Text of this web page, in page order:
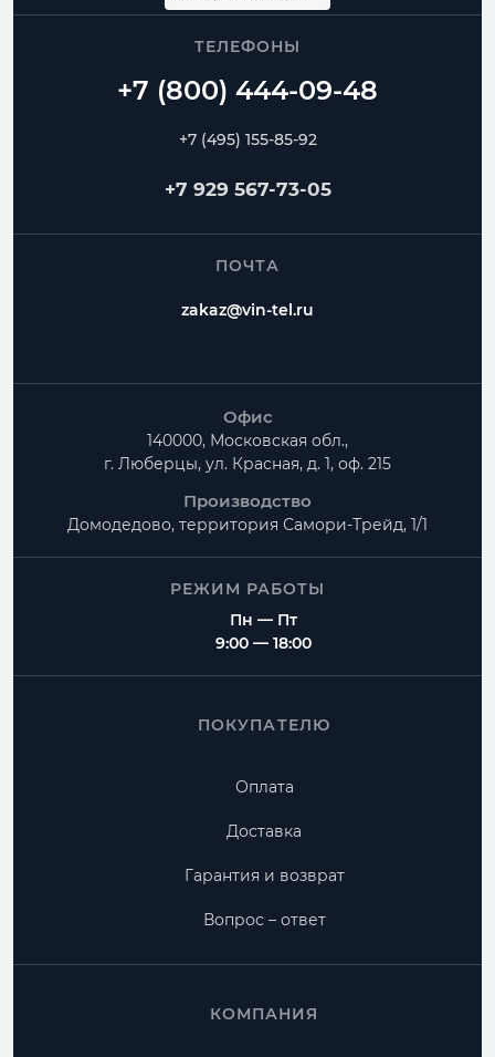
ТЕЛЕФОНЫ
+7 (495) 155-85-92
+7 929 567-73-05
ПОЧТА
zakaz@vin-tel.ru
Офис
140000, Московская обл.,
г. Люберцы, ул. Красная, д. 1, оф. 215
Производство
Домодедово, территория Самори-Трейд, 1/1
РЕЖИМ РАБОТЫ
Пн — Пт
9:00 — 18:00
ПОКУПАТЕЛЮ
Оплата
Доставка
Гарантия и возврат
Вопрос – ответ
КОМПАНИЯ